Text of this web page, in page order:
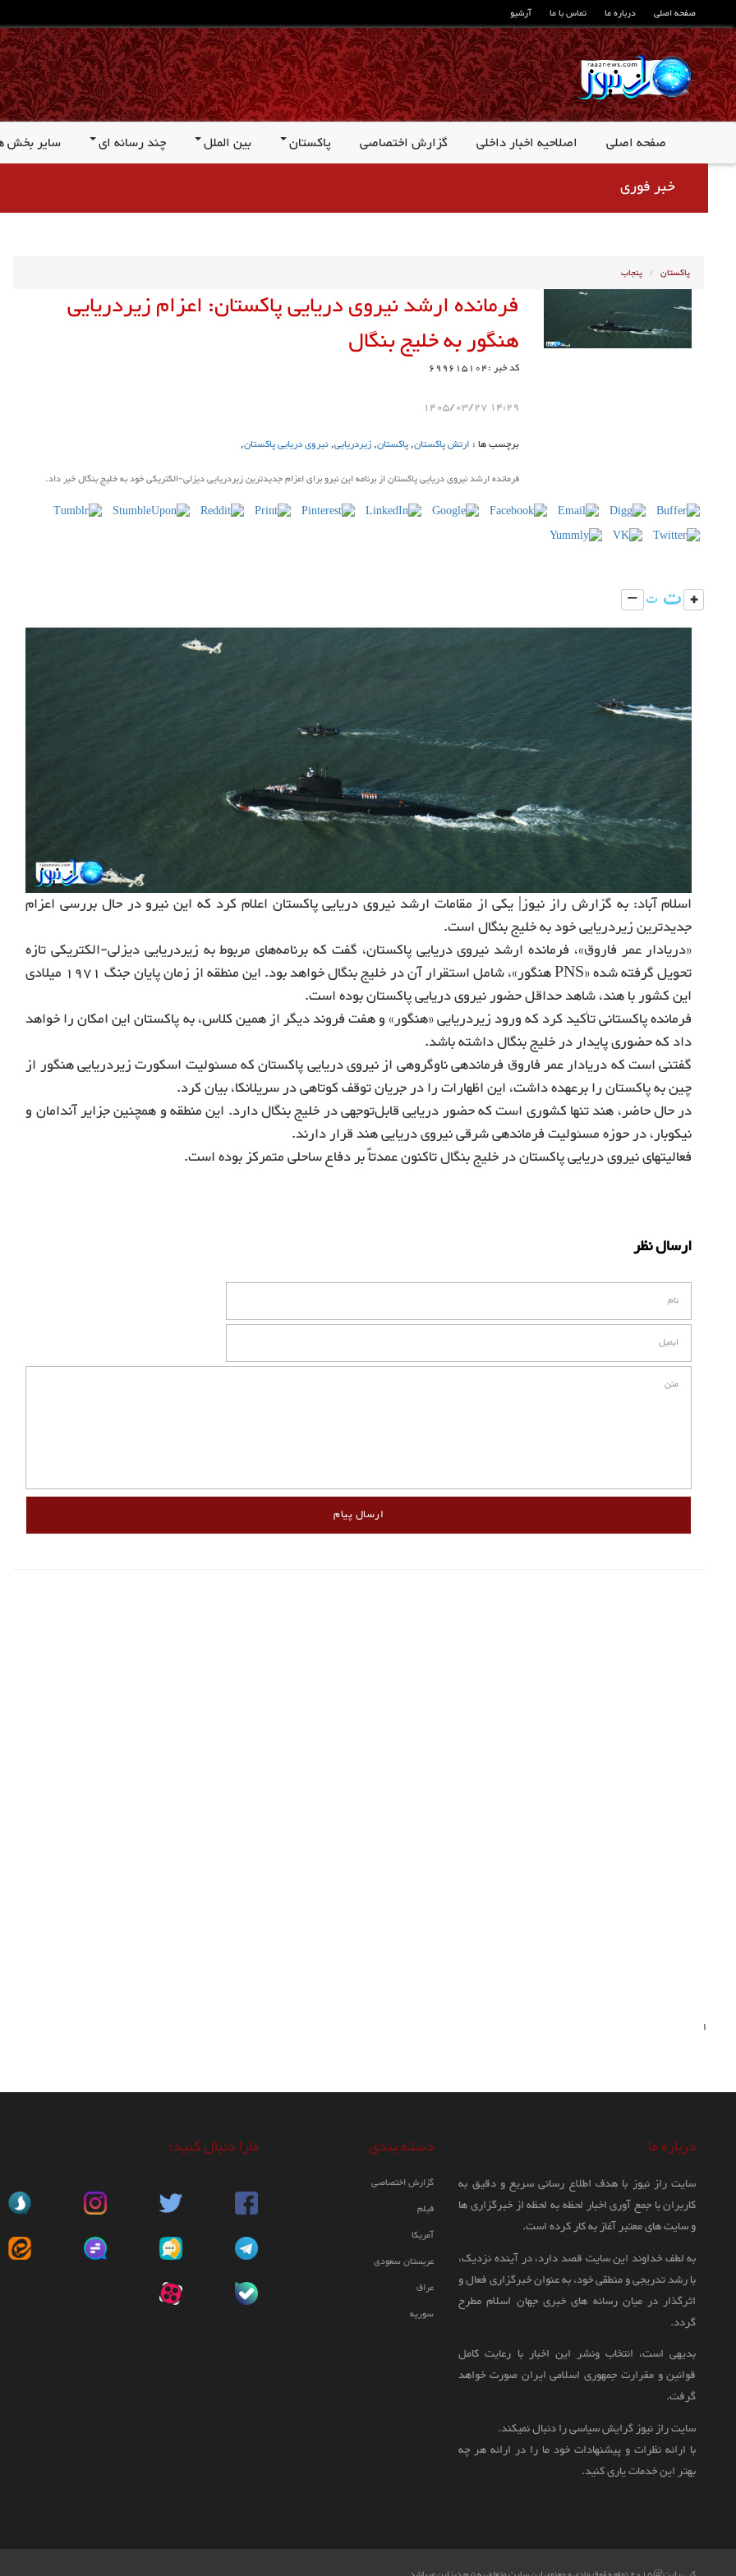
صفحه اصلی درباره ما تماس با ما آرشیو
صفحه اصلی اصلاحیه اخبار داخلی گزارش اختصاصی پاکستان بین الملل چند رسانه ای سایر بخش
خبر فوری
پاکستان پنجاب
فرمانده ارشد نیروی دریایی پاکستان: اعزام زیردریایی
هنگور به خلیج بنگال
کد خبر :699615104
14:29 1405/03/27
برچسب ها : ارتش پاکستان,پاکستان,زیردریایی,نیروی دریایی پاکستان,
فرمانده ارشد نیروی دریایی پاکستان از برنامه این نیرو برای اعزام جدیدترین زیردریایی دیزلی-الکتریکی خود به خلیج بنگال خبر داد.
اسلام آباد: به گزارش راز نیوز| یکی از مقامات ارشد نیروی دریایی پاکستان اعلام کرد که این نیرو در حال بررسی اعزام
جدیدترین زیردریایی خود به خلیج بنگال است.
«دریادار عمر فاروق»، فرمانده ارشد نیروی دریایی پاکستان، گفت که برنامه‌های مربوط به زیردریایی دیزلی-الکتریکی تازه‌
تحویل گرفته شده «PNS هنگور»، شامل استقرار آن در خلیج بنگال خواهد بود. این منطقه از زمان پایان جنگ 1971 میلادی
این کشور با هند، شاهد حداقل حضور نیروی دریایی پاکستان بوده است.
فرمانده پاکستانی تأکید کرد که ورود زیردریایی «هنگور» و هفت فروند دیگر از همین کلاس، به پاکستان این امکان را خواهد
داد که حضوری پایدار در خلیج بنگال داشته باشد.
گفتنی است که دریادار عمر فاروق فرماندهی ناوگروهی از نیروی دریایی پاکستان که مسئولیت اسکورت زیردریایی هنگور از
چین به پاکستان را برعهده داشت، این اظهارات را در جریان توقف کوتاهی در سریلانکا، بیان کرد.
در حال حاضر، هند تنها کشوری است که حضور دریایی قابل‌توجهی در خلیج بنگال دارد. این منطقه و همچنین جزایر آندامان و
نیکوبار، در حوزه مسئولیت فرماندهی شرقی نیروی دریایی هند قرار دارند.
فعالیتهای نیروی دریایی پاکستان در خلیج بنگال تاکنون عمدتاً بر دفاع ساحلی متمرکز بوده است.
ارسال نظر
1
درباره ما
سایت راز نیوز با هدف اطلاع رسانی سریع و دقیق به
کاربران با جمع آوری اخبار لحظه به لحظه از خبرگزاری ها
و سایت های معتبر آغاز به کار کرده است.
به لطف خداوند این سایت قصد دارد، در آینده نزدیک،
با رشد تدریجی و منطقی خود، به عنوان خبرگزاری فعال و
اثرگذار در میان رسانه های خبری جهان اسلام مطرح
گردد.
بدیهی است، انتخاب ونشر این اخبار با رعایت کامل
قوانین و مقرارت جمهوری اسلامی ایران صورت خواهد
گرفت.
سایت راز نیوز گرایش سیاسی را دنبال نمیکند.
با ارائه نظرات و پیشنهادات خود ما را در ارائه هر چه
بهتر این خدمات یاری کنید.
دسته بندی
گزارش اختصاصی
فیلم
آمریکا
عربستان سعودی
عراق
سوریه
مارا دنبال کنید: